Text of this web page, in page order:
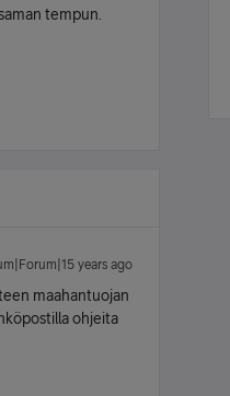
tempun.
years ago
maahantuojan
ohjeita